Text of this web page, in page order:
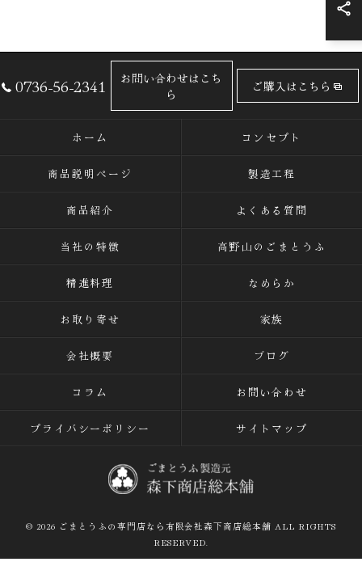
0736-56-2341
お問い合わせはこち
ら
ご購入はこちら
ホーム コンセプト
商品説明ページ 製造工程
商品紹介 よくある質問
当社の特徴 高野山のごまとうふ
精進料理 なめらか
お取り寄せ 家族
会社概要 ブログ
コラム お問い合わせ
プライバシーポリシー サイトマップ
© 2026 ごまとうふの専門店なら有限会社森下商店総本舗 ALL RIGHTS
RESERVED.